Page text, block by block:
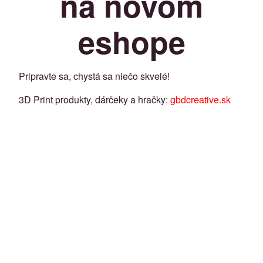
eshope
Pripravte sa, chystá sa niečo skvelé!
3D Print produkty, dárčeky a hračky: gbdcreative.sk